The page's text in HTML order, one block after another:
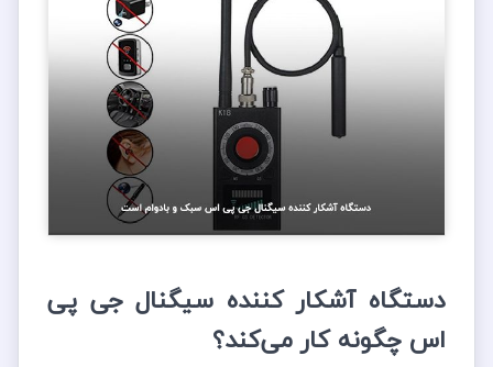
دستگاه آشکار کننده سیگنال جی پی
اس چگونه کار می‌کند؟